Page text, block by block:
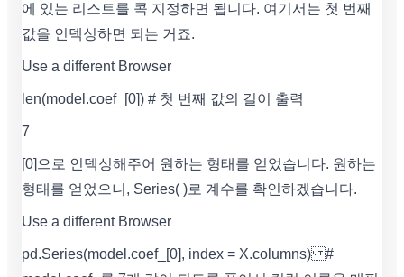
에 있는 리스트를 콕 지정하면 됩니다. 여기서는 첫 번째
값을 인덱싱하면 되는 거죠.
Use a different Browser
len(model.coef_[0]) # 첫 번째 값의 길이 출력
7
[0]으로 인덱싱해주어 원하는 형태를 얻었습니다. 원하는
형태를 얻었으니, Series( )로 계수를 확인하겠습니다.
Use a different Browser
pd.Series(model.coef_[0], index = X.columns) #